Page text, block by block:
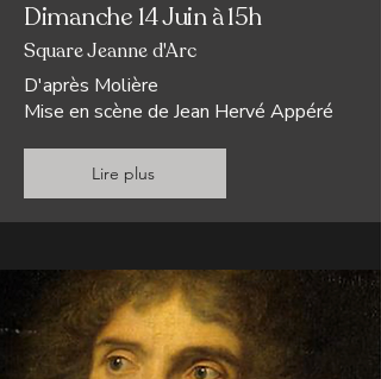
Dimanche 14 Juin à 15h
Square Jeanne d'Arc
D'après Molière
Mise en scène de Jean Hervé Appéré
Lire plus